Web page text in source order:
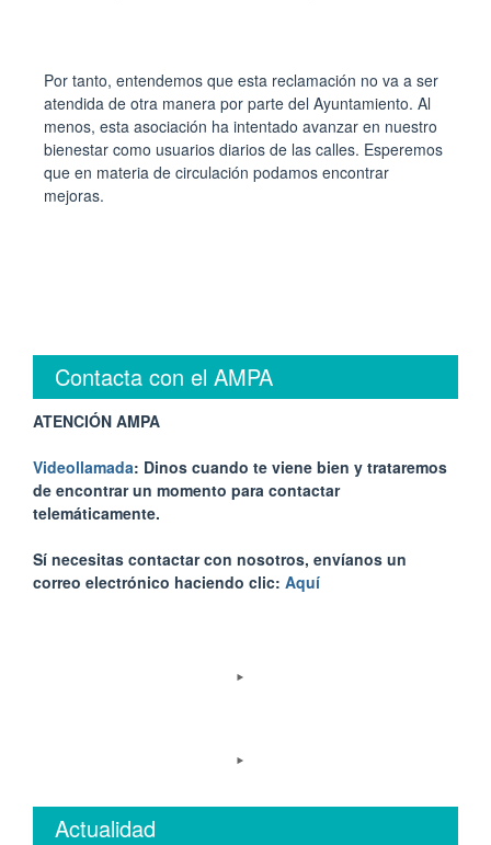
Por tanto, entendemos que esta reclamación no va a ser
atendida de otra manera por parte del Ayuntamiento. Al
menos, esta asociación ha intentado avanzar en nuestro
bienestar como usuarios diarios de las calles. Esperemos
que en materia de circulación podamos encontrar
mejoras.
Contacta con el AMPA
ATENCIÓN AMPA
Videollamada: Dinos cuando te viene bien y trataremos
de encontrar un momento para contactar
telemáticamente.
Sí necesitas contactar con nosotros, envíanos un
correo electrónico haciendo clic: Aquí
Actualidad